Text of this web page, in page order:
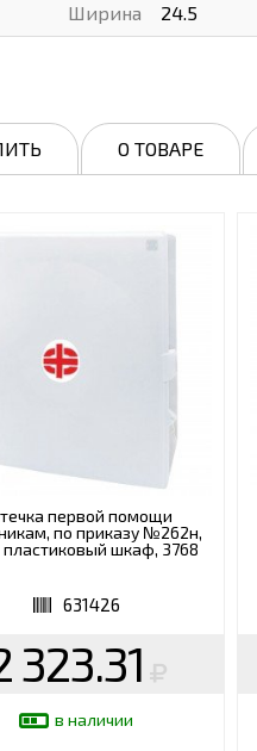
Ширина 24.5
О ТОВАРЕ
первой помощи
по приказу №262н,
шкаф, 3768
631426
323.31
в наличии